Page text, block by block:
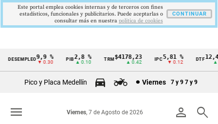
Cintillo
Colombia
DESEMPLEO 9,9 %
▼ 0.30
PIB2,8 %
▲ 0.10
TRM$4178,23
▲ 0.42
5,81 %
▼ 0.12
DTF12,48
▲
Pico y Placa Medellín Viernes 7 y 9 7 y 9
person search
Viernes, 7 de Agosto de 2026
menu
Este portal emplea cookies internas y de terceros con fines
estadísticos, funcionales y publicitarios. Puede aceptarlas o
consultar más en nuestra politica de cookies
CONTINUAR